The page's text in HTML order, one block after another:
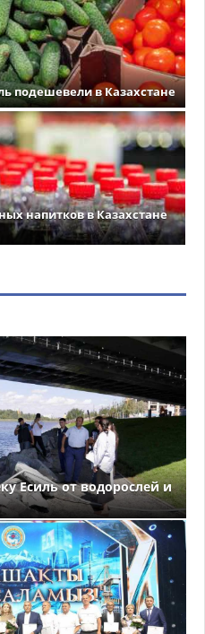
подешевели в Казахстане
напитков в Казахстане
Есиль от водорослей и